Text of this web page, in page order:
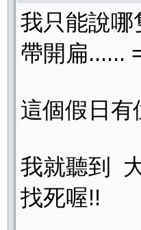
我只能說
帶開扁......
這個假日
我就聽到
找死喔!!